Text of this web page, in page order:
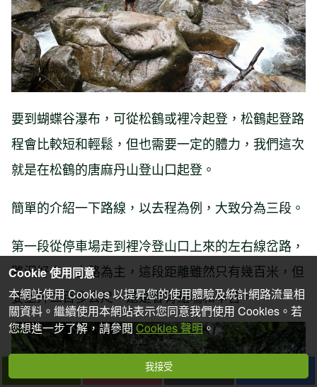
要到蝴蝶谷瀑布，可從松鶴或裡冷起登，松鶴起登路
程會比較短和輕鬆，但也需要一定的體力，我們這次
就是在松鶴的唐麻丹山登山口起登。
簡單的介紹一下路線，以去程為例，大致分為三段。
第一段從停車場走到裡冷登山口上來的左右線岔路，
路況好走，土路為主，這段距離雖然只有幾百米，但
要上升二百多公尺，還是會有點喘和辛苦。
Cookie 使用同意
本網站使用 Cookies 以提昇您的使用體驗及統計網路流量相
關資料。繼續使用本網站表示您同意我們使用 Cookies。若
您想進一步了解，請參閱Cookies 聲明。
我接受